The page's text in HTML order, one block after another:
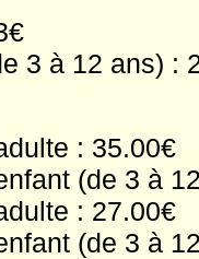
3 à 12 ans) :
: 35.00€
(de 3 à
: 27.00€
(de 3 à